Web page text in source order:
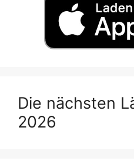
Die nächsten
2026